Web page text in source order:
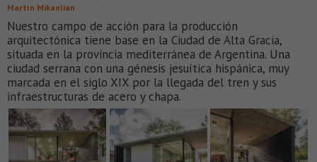
Martín Mikaelian
Nuestro campo de acción para la producción
arquitectónica tiene base en la Ciudad de Alta Gracia,
situada en la provincia mediterránea de Argentina. Una
ciudad serrana con una génesis jesuítica hispánica, muy
marcada en el siglo XIX por la llegada del tren y sus
infraestructuras de acero y chapa.